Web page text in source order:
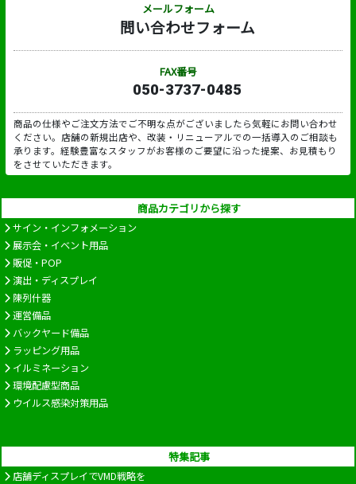
メールフォーム
問い合わせフォーム
FAX番号
050-3737-0485
商品の仕様やご注文方法でご不明な点がございましたら気軽にお問い合わせ
ください。店舗の新規出店や、改装・リニューアルでの一括導入のご相談も
承ります。経験豊富なスタッフがお客様のご要望に沿った提案、お見積もり
をさせていただきます。
商品カテゴリから探す
サイン・インフォメーション
展示会・イベント用品
販促・POP
演出・ディスプレイ
陳列什器
運営備品
バックヤード備品
ラッピング用品
イルミネーション
環境配慮型商品
ウイルス感染対策用品
特集記事
店舗ディスプレイでVMD戦略を